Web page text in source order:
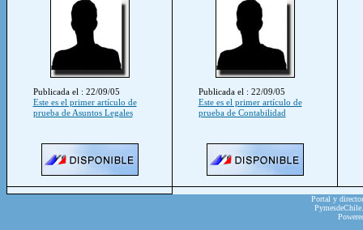
Publicada el : 22/09/05
Este es el primer artículo de
prueba de Asuntos Legales
Publicada el : 22/09/05
Este es el primer artículo de
prueba de Contabilidad
Portal y